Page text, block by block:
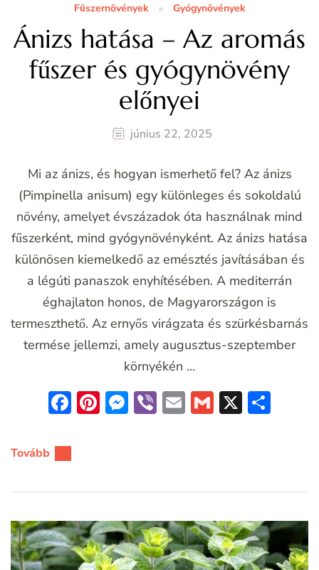
Fűszernövények Gyógynövények
Ánizs hatása – Az aromás
fűszer és gyógynövény
előnyei
június 22, 2025
Mi az ánizs, és hogyan ismerhető fel? Az ánizs
(Pimpinella anisum) egy különleges és sokoldalú
növény, amelyet évszázadok óta használnak mind
fűszerként, mind gyógynövényként. Az ánizs hatása
különösen kiemelkedő az emésztés javításában és
a légúti panaszok enyhítésében. A mediterrán
éghajlaton honos, de Magyarországon is
termeszthető. Az ernyős virágzata és szürkésbarnás
termése jellemzi, amely augusztus-szeptember
környékén …
Facebook
Pinterest
Messenger
ViberEmailGmail
X
Tovább